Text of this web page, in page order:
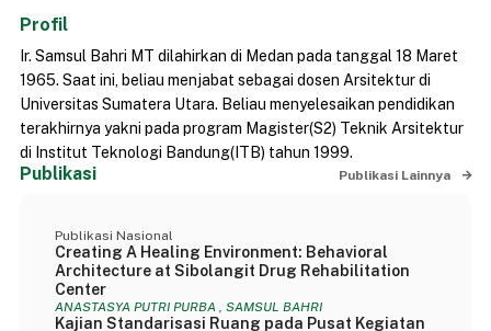
Profil
Ir. Samsul Bahri MT dilahirkan di Medan pada tanggal 18 Maret
1965. Saat ini, beliau menjabat sebagai dosen Arsitektur di
Universitas Sumatera Utara. Beliau menyelesaikan pendidikan
terakhirnya yakni pada program Magister(S2) Teknik Arsitektur
di Institut Teknologi Bandung(ITB) tahun 1999.
Publikasi Publikasi Lainnya
Publikasi Nasional
Creating A Healing Environment: Behavioral
Architecture at Sibolangit Drug Rehabilitation
Center
ANASTASYA PUTRI PURBA , SAMSUL BAHRI
Kajian Standarisasi Ruang pada Pusat Kegiatan